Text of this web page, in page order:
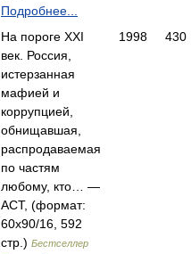
Подробнее...
На пороге XXI
век. Россия,
истерзанная
мафией и
коррупцией,
обнищавшая,
распродаваемая
по частям
любому, кто… —
АСТ, (формат:
60x90/16, 592
стр.) Бестселлер
1998 430